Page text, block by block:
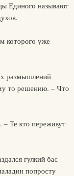
Единого называют
которого уже
размышлений
то решению. – Что
Те кто переживут
гулкий бас
попросту